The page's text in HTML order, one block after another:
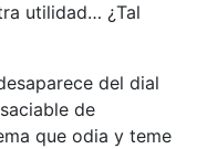
utilidad… ¿Tal
del dial
de
que odia y teme